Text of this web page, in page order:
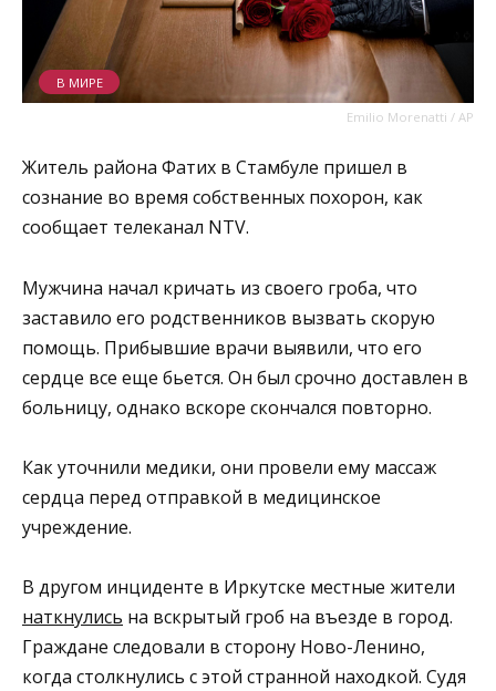
Emilio Morenatti / AP
В МИРЕ
Житель района Фатих в Стамбуле пришел в
сознание во время собственных похорон, как
сообщает телеканал NTV.
Мужчина начал кричать из своего гроба, что
заставило его родственников вызвать скорую
помощь. Прибывшие врачи выявили, что его
сердце все еще бьется. Он был срочно доставлен в
больницу, однако вскоре скончался повторно.
Как уточнили медики, они провели ему массаж
сердца перед отправкой в медицинское
учреждение.
В другом инциденте в Иркутске местные жители
наткнулись на вскрытый гроб на въезде в город.
Граждане следовали в сторону Ново-Ленино,
когда столкнулись с этой странной находкой. Судя